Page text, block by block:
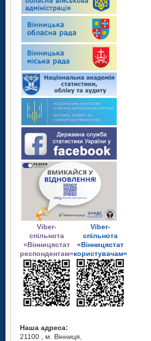
Viber-
спільнота
«Вінницястат
респондентам»
Viber-
спільнота
«Вінницястат
користувачам»
Наша адреса:
21100 , м. Вінниця,